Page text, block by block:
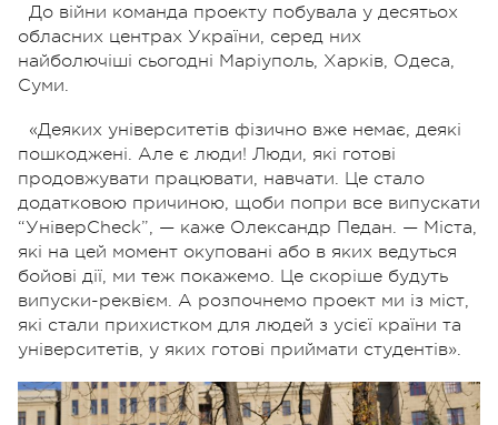
До війни команда проекту побувала у десятьох
обласних центрах України, серед них
найболючіші сьогодні Маріуполь, Харків, Одеса,
Суми.
«Деяких університетів фізично вже немає, деякі
пошкоджені. Але є люди! Люди, які готові
продовжувати працювати, навчати. Це стало
додатковою причиною, щоби попри все випускати
“УніверСheck”, — каже Олександр Педан. — Міста,
які на цей момент окуповані або в яких ведуться
бойові дії, ми теж покажемо. Це скоріше будуть
випуски-реквієм. А розпочнемо проект ми із міст,
які стали прихистком для людей з усієї країни та
університетів, у яких готові приймати студентів».